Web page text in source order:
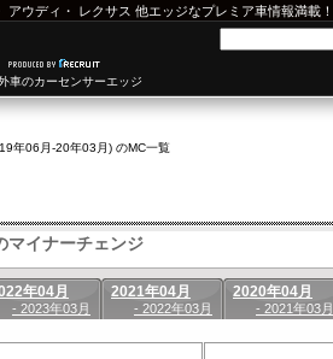
アウディ ・ レクサス 他エッジなプレミア車情報満載！
車のカーセンサーエッジ
年06月-20年03月) のMC一覧
マイナーチェンジ
年04月
- 2023年03月
2021年04月
- 2022年03月
2020年04月
- 2021年03月